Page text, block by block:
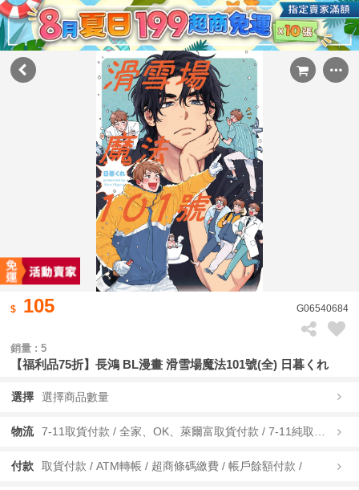
105 G06540684
銷量 : 5
【福利品75折】長鴻 BL漫畫 滑雪場魔法101號(全) 日暮くれ
選擇 選擇商品數量
物流
付款 取貨付款 / ATM轉帳 / 超商條碼繳費 / 帳戶餘額付款 /